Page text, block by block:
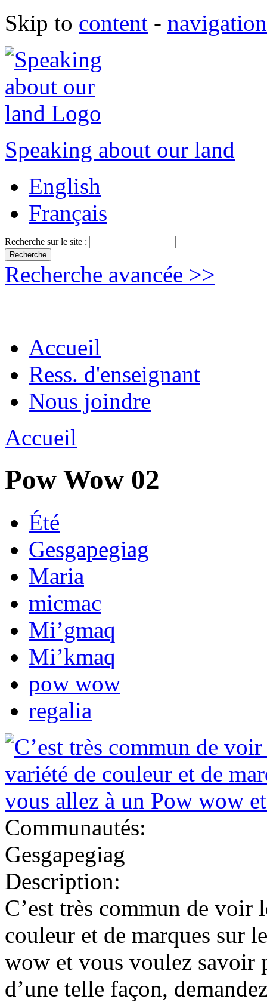
Skip to content - navigation
Speaking about our land
English
Français
Recherche sur le site :
Recherche avancée >>
Accueil
Ress. d'enseignant
Nous joindre
Accueil
Pow Wow 02
Été
Gesgapegiag
Maria
micmac
Mi’gmaq
Mi’kmaq
pow wow
regalia
Communautés:
Gesgapegiag
Description:
C’est très commun de voir
couleur et de marques sur
wow et vous voulez savoir
d’une telle façon,